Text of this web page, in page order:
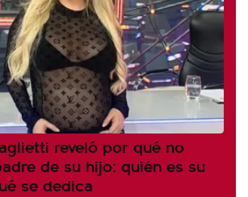
reveló por qué no
de su hijo: quién es su
se dedica